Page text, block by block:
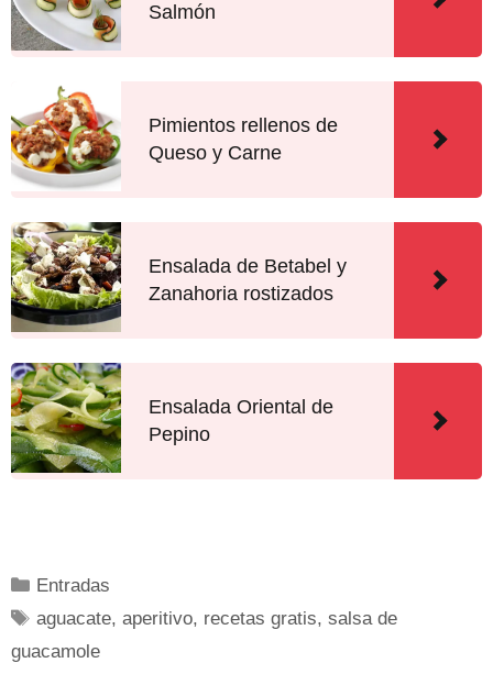
Salmón
Pimientos rellenos de
Queso y Carne
Ensalada de Betabel y
Zanahoria rostizados
Ensalada Oriental de
Pepino
Entradas
aguacate,aperitivo, recetas gratis,salsa de
guacamole